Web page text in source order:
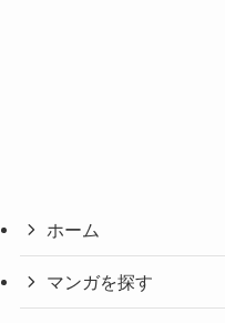
ホーム
マンガを探す